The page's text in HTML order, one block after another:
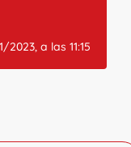
2023, a las 11:15